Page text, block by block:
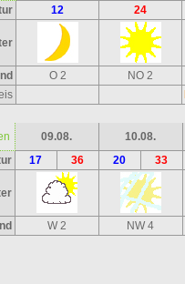
12 24
O 2 NO 2
09.08. 10.08.
17 36 20 33
W 2 NW 4